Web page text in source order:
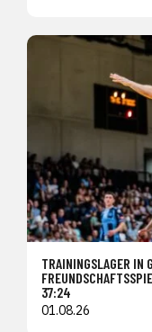
TRAININGSLAGER IN
37:24
01.08.26